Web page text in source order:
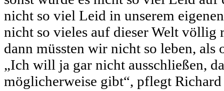
nicht so viel Leid in unserem
nicht so vieles auf dieser Welt völlig
dann müssten wir nicht so leben, als
„Ich will ja gar nicht ausschließen,
möglicherweise gibt“, pflegt